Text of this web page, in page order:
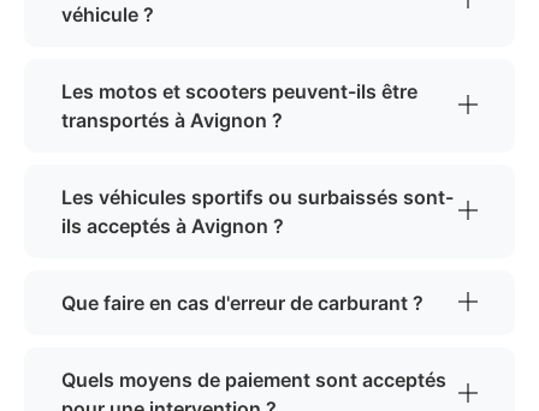
véhicule ?
Les motos et scooters peuvent-ils être
transportés à Avignon ?
Les véhicules sportifs ou surbaissés sont-
ils acceptés à Avignon ?
Que faire en cas d'erreur de carburant ?
Quels moyens de paiement sont acceptés